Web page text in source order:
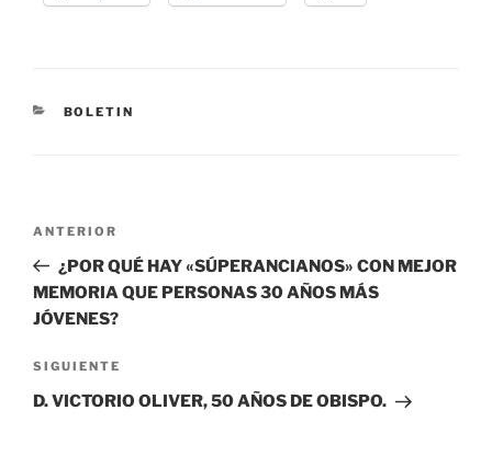
BOLETIN
ANTERIOR
¿POR QUÉ HAY «SÚPERANCIANOS» CON MEJOR
MEMORIA QUE PERSONAS 30 AÑOS MÁS
JÓVENES?
SIGUIENTE
D. VICTORIO OLIVER, 50 AÑOS DE OBISPO.